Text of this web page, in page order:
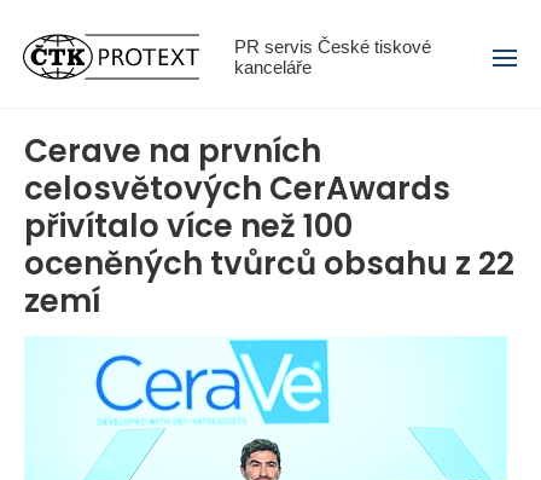
PR servis České tiskové
kanceláře
Menu
Cerave na prvních
celosvětových CerAwards
přivítalo více než 100
oceněných tvůrců obsahu z 22
zemí